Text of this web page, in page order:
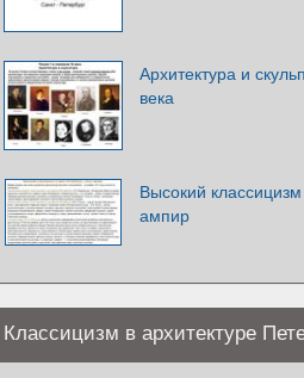
Архитектура и
века
Высокий
ампир
Классицизм в архитектуре